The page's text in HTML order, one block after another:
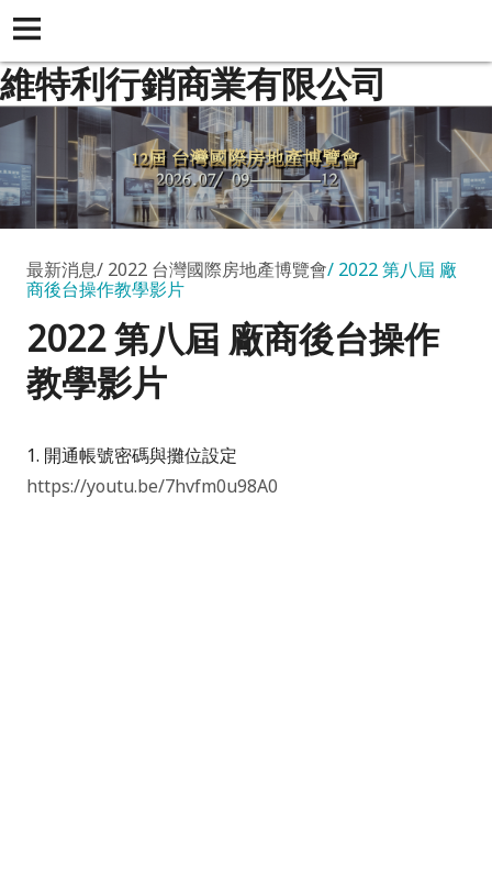
維特利行銷商業有限公司
最新消息 2022 台灣國際房地產博覽會 2022 第八屆 廠
商後台操作教學影片
2022 第八屆 廠商後台操作
教學影片
1. 開通帳號密碼與攤位設定
https://youtu.be/7hvfm0u98A0